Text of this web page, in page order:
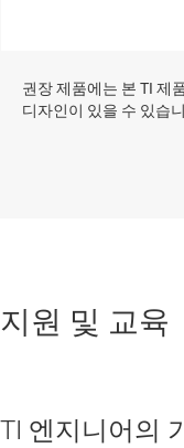
권장 제품에는 본 TI 제
디자인이 있을 수 있습
지원 및 교육
TI 엔지니어의